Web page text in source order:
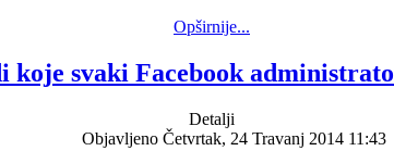
Opširnije...
koje svaki Facebook
Detalji
Objavljeno Četvrtak, 24 Travanj 2014 11:43